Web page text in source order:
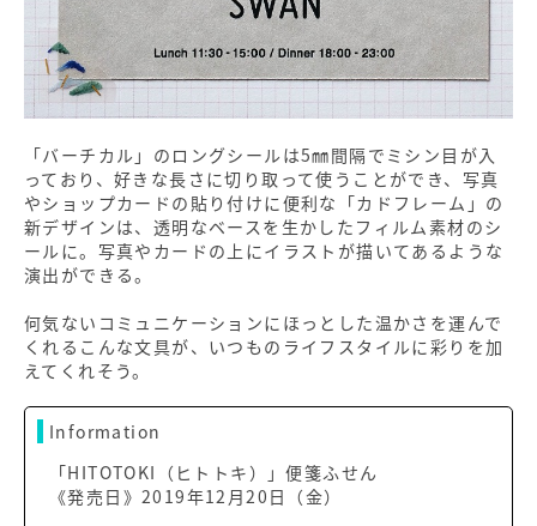
「バーチカル」のロングシールは5㎜間隔でミシン目が入
っており、好きな長さに切り取って使うことができ、写真
やショップカードの貼り付けに便利な「カドフレーム」の
新デザインは、透明なベースを生かしたフィルム素材のシ
ールに。写真やカードの上にイラストが描いてあるような
演出ができる。
何気ないコミュニケーションにほっとした温かさを運んで
くれるこんな文具が、いつものライフスタイルに彩りを加
えてくれそう。
Information
「HITOTOKI（ヒトトキ）」便箋ふせん
《発売日》2019年12月20日（金）